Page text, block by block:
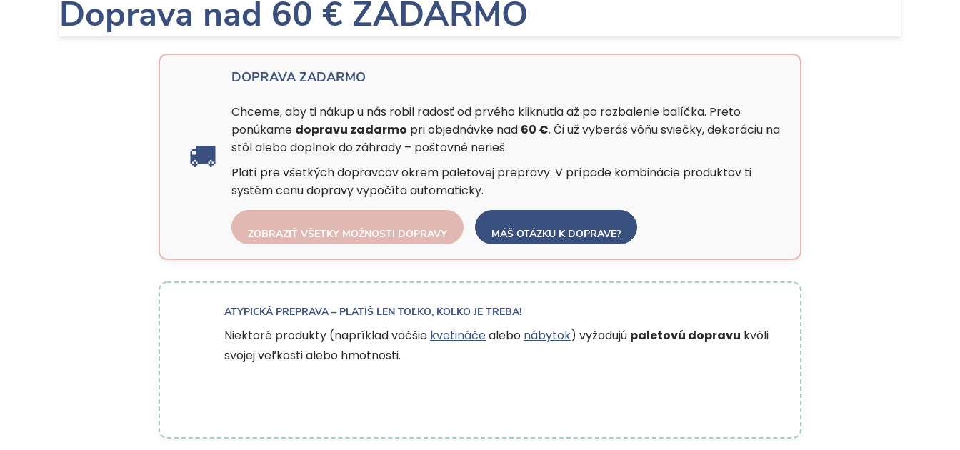
o
v
Doprava nad 60 € ZADARMO
🚚
DOPRAVA ZADARMO
Chceme, aby ti nákup u nás robil radosť od prvého kliknutia až po rozbalenie balíčka. Preto
ponúkame dopravu zadarmo pri objednávke nad 60 €. Či už vyberáš vôňu sviečky, dekoráciu na
stôl alebo doplnok do záhrady – poštovné nerieš.
Platí pre všetkých dopravcov okrem paletovej prepravy. V prípade kombinácie produktov ti
systém cenu dopravy vypočíta automaticky.
ZOBRAZIŤ VŠETKY MOŽNOSTI DOPRAVY MÁŠ OTÁZKU K DOPRAVE?
ATYPICKÁ PREPRAVA – PLATÍŠ LEN TOĽKO, KOĽKO JE TREBA!
Niektoré produkty (napríklad väčšie kvetináčealebo nábytok) vyžadujú paletovú dopravu kvôli
svojej veľkosti alebo hmotnosti.